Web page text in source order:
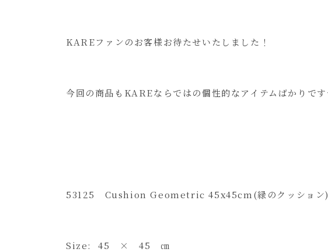
KAREファンのお客様お待たせいたしました！
今回の商品もKAREならではの個性的なアイテムばかりで
53125 Cushion Geometric 45x45cm(緑のクッション)
Size: 45 × 45 ㎝